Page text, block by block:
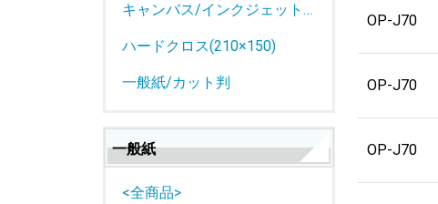
キャンバス/インクジェットロール紙
ハードクロス(210×150)
一般紙/カット判
一般紙
<全商品>
OP-J70
OP-J70
OP-J70